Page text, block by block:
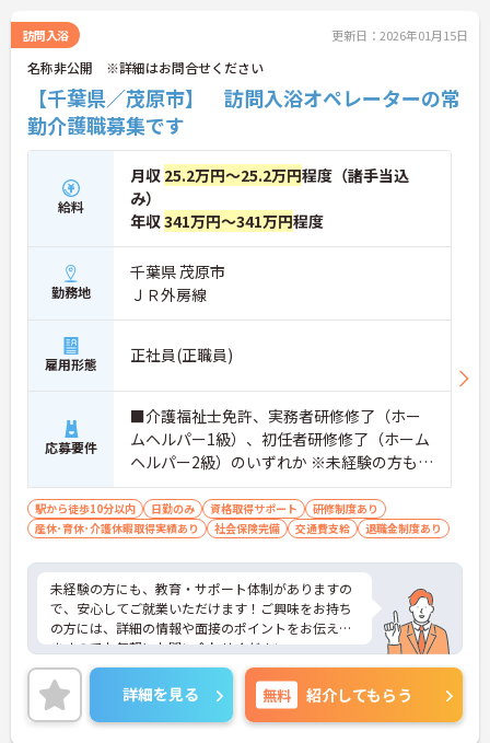
訪問入浴 更新日：2026年01月15日
名称非公開 ※詳細はお問合せください
【千葉県／茂原市】 訪問入浴オペレーターの常
勤介護職募集です
給料
月収 25.2万円～25.2万円程度（諸手当込
み）
年収341万円～341万円程度
勤務地
千葉県 茂原市
ＪＲ外房線
雇用形態 正社員(正職員)
応募要件
■介護福祉士免許、実務者研修修了（ホー
ムヘルパー1級）、初任者研修修了（ホーム
ヘルパー2級）のいずれか ※未経験の方も相
談可 ■普通自動車運転免許（MT）必須
駅から徒歩10分以内 日勤のみ 資格取得サポート
研修制度あり
産休･育休･介護休暇取得実績あり
社会保険完備 交通費支給 退職金制度あり
未経験の方にも、教育・サポート体制がありますの
で、安心してご就業いただけます！ご興味をお持ち
の方には、詳細の情報や面接のポイントをお伝えし
ますのでお気軽にお問い合わせください。
詳細を見る 無料 紹介してもらう